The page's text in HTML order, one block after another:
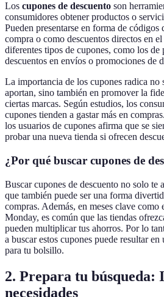
Los cupones de descuento son
consumidores obtener productos o
Pueden presentarse en forma de
compra o como descuentos directos en
diferentes tipos de cupones, como los de
descuentos en envíos o promociones de
La importancia de los cupones radica no
aportan, sino también en promover la
ciertas marcas. Según estudios, los
cupones tienden a gastar más en
los usuarios de cupones afirma que se
probar una nueva tienda si ofrecen
¿Por qué buscar cupones de
Buscar cupones de descuento no solo te
que también puede ser una forma
compras. Además, en meses clave
Monday, es común que las tiendas
pueden multiplicar tus ahorros. Por lo
a buscar estos cupones puede resultar
para tu bolsillo.
2. Prepara tu búsqueda:
necesidades